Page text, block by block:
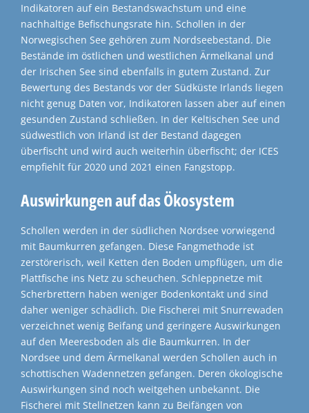
Indikatoren auf ein Bestandswachstum und eine
nachhaltige Befischungsrate hin. Schollen in der
Norwegischen See gehören zum Nordseebestand. Die
Bestände im östlichen und westlichen Ärmelkanal und
der Irischen See sind ebenfalls in gutem Zustand. Zur
Bewertung des Bestands vor der Südküste Irlands liegen
nicht genug Daten vor, Indikatoren lassen aber auf einen
gesunden Zustand schließen. In der Keltischen See und
südwestlich von Irland ist der Bestand dagegen
überfischt und wird auch weiterhin überfischt; der ICES
empfiehlt für 2020 und 2021 einen Fangstopp.
Auswirkungen auf das Ökosystem
Schollen werden in der südlichen Nordsee vorwiegend
mit Baumkurren gefangen. Diese Fangmethode ist
zerstörerisch, weil Ketten den Boden umpflügen, um die
Plattfische ins Netz zu scheuchen. Schleppnetze mit
Scherbrettern haben weniger Bodenkontakt und sind
daher weniger schädlich. Die Fischerei mit Snurrewaden
verzeichnet wenig Beifang und geringere Auswirkungen
auf den Meeresboden als die Baumkurren. In der
Nordsee und dem Ärmelkanal werden Schollen auch in
schottischen Wadennetzen gefangen. Deren ökologische
Auswirkungen sind noch weitgehen unbekannt. Die
Fischerei mit Stellnetzen kann zu Beifängen von